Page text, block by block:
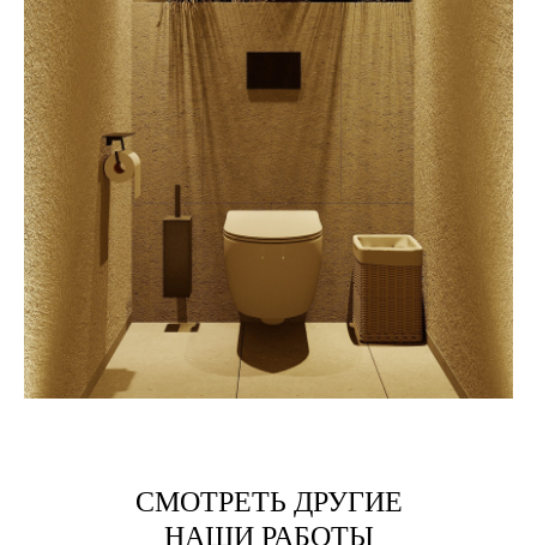
СМОТРЕТЬ ДРУГИЕ
НАШИ РАБОТЫ